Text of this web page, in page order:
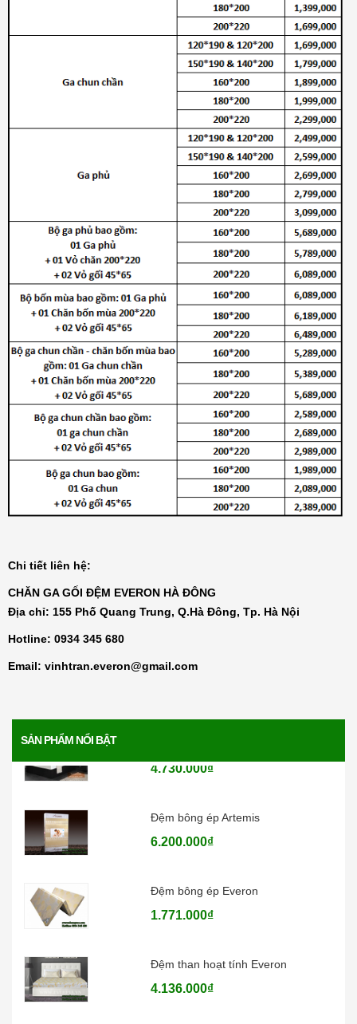
Chi tiết liên hệ:
CHĂN GA GỐI ĐỆM EVERON HÀ ĐÔNG
Địa chỉ: 155 Phố Quang Trung, Q.Hà Đông, Tp. Hà Nội
Hotline: 0934 345 680
Email: vinhtran.everon@gmail.com
SẢN PHẨM NỔI BẬT
Đệm bông ép Artemis
6.200.000₫
Đệm bông ép Everon
Đệm than hoạt tính Everon
4.136.000₫
Đệm lò xo Everon Pocket pops